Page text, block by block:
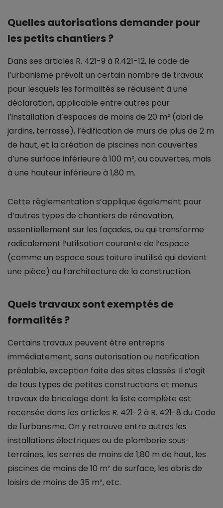
Quelles autorisations demander pour
les petits chantiers ?
Dans ses articles R. 421-9 à R.421-12, le code de
l’urbanisme prévoit un certain nombre de travaux
pour lesquels les formalités se réduisent à une
déclaration, applicable entre autres pour
l’installation d’espaces de moins de 20 m² (abri de
jardins, terrasse), l’édification de murs de plus de 2 m
de haut, et la création de piscines non couvertes
d’une surface inférieure à 100 m², ou couvertes, mais
à une hauteur inférieure à 1,80 m.
Cette règlementation s’applique également pour
d’autres types de chantiers de rénovation,
essentiellement sur les façades, ou qui transforme
radicalement l’utilisation courante de l’espace
(comme un espace sous toiture inutilisé qui devient
une pièce) ou l’architecture de la construction.
Quels travaux sont exemptés de
formalités ?
Certains travaux peuvent être entrepris
immédiatement, sans autorisation ou notification
préalable, exception faite des sites classés. Il s’agit
de tous types de petites constructions et menus
travaux de bricolage dont la liste complète est
recensée dans les articles R. 421-2 à R. 421-8 du Code
de l'urbanisme. On y retrouve entre autres les
installations électriques ou de plomberie sous-
terraines, les serres de moins de 1,80 m de haut, les
piscines de moins de 10 m² de surface, les abris de
loisirs de moins de 35 m², etc.